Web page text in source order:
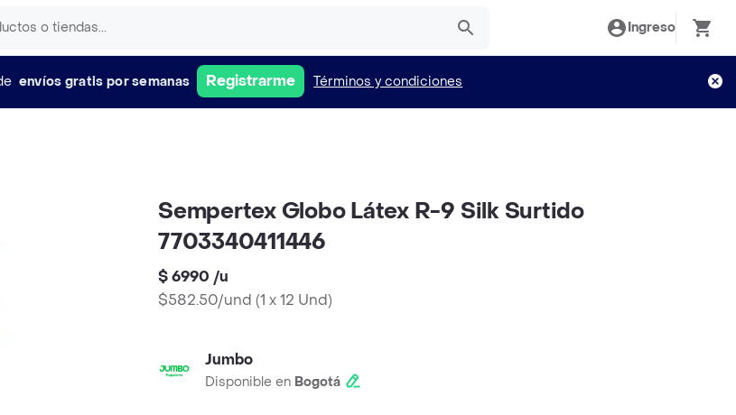
Ingreso
envíos gratis por semanas Registrarme Términos y condiciones
Sempertex Globo Látex R-9 Silk Surtido
7703340411446
$ 6990 /u
$582.50/und (1 x 12 Und)
Jumbo
Disponible en Bogotá